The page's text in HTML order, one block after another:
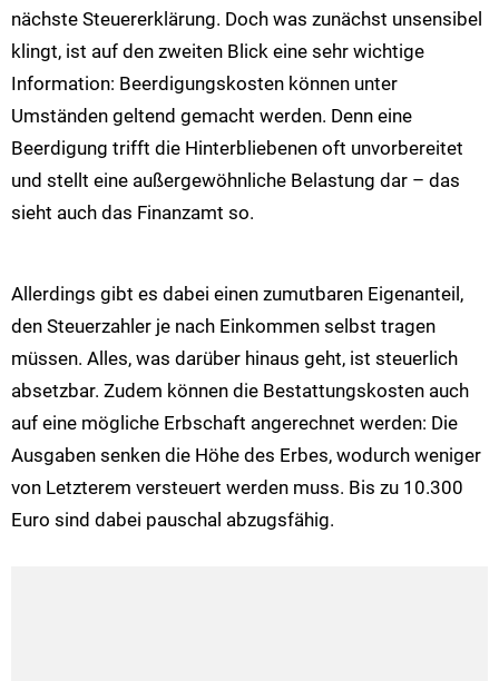
nächste Steuererklärung. Doch was zunächst unsensibel
klingt, ist auf den zweiten Blick eine sehr wichtige
Information: Beerdigungskosten können unter
Umständen geltend gemacht werden. Denn eine
Beerdigung trifft die Hinterbliebenen oft unvorbereitet
und stellt eine außergewöhnliche Belastung dar – das
sieht auch das Finanzamt so.
Allerdings gibt es dabei einen zumutbaren Eigenanteil,
den Steuerzahler je nach Einkommen selbst tragen
müssen. Alles, was darüber hinaus geht, ist steuerlich
absetzbar. Zudem können die Bestattungskosten auch
auf eine mögliche Erbschaft angerechnet werden: Die
Ausgaben senken die Höhe des Erbes, wodurch weniger
von Letzterem versteuert werden muss. Bis zu 10.300
Euro sind dabei pauschal abzugsfähig.